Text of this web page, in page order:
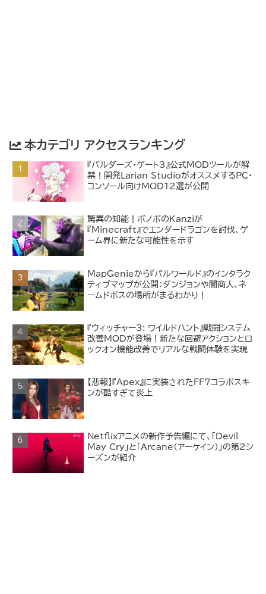
本カテゴリ アクセスランキング
『バルダーズ・ゲート3』公式MODツールが解
禁！開発Larian StudioがオススメするPC・
コンソール向けMOD12選が公開
驚異の知能！ボノボのKanziが
『Minecraft』でエンダードラゴンを討伐、ゲ
ーム界に新たな可能性を示す
MapGenieから『パルワールド』のインタラク
ティブマップが公開：ダンジョンや闇商人、ネ
ームドボスの場所がまるわかり！
『ウィッチャー3: ワイルドハント』戦闘システム
改善MODが登場！新たな回避アクションとロ
ックオン機能改善でリアルな戦闘体験を実現
【悲報】『Apex』に実装されたFF7コラボスキ
ンが酷すぎて炎上
Netflixアニメの新作予告編にて、「Devil
May Cry」と「Arcane（アーケイン）」の第2シ
ーズンが紹介